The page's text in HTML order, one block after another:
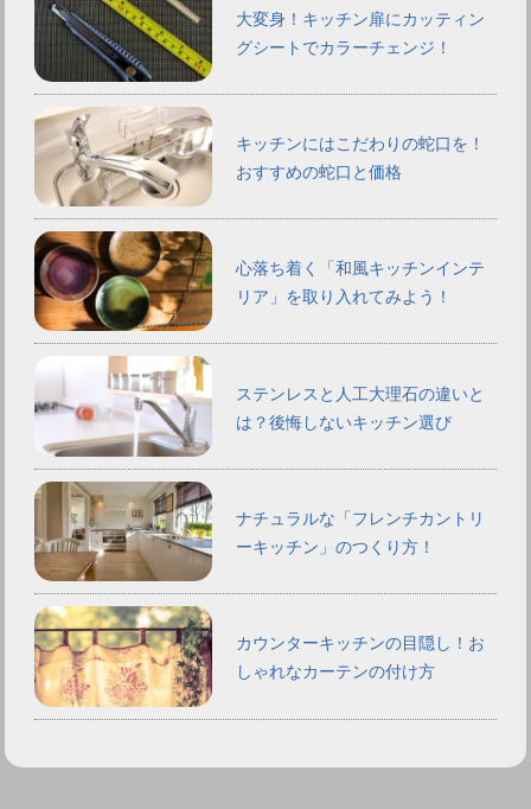
大変身！キッチン扉にカッティン
グシートでカラーチェンジ！
キッチンにはこだわりの蛇口を！
おすすめの蛇口と価格
心落ち着く「和風キッチンインテ
リア」を取り入れてみよう！
ステンレスと人工大理石の違いと
は？後悔しないキッチン選び
ナチュラルな「フレンチカントリ
ーキッチン」のつくり方！
カウンターキッチンの目隠し！お
しゃれなカーテンの付け方